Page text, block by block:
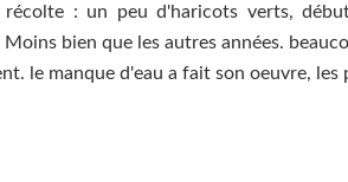
récolte : un peu d'haricots verts,
bien que les autres années.
le manque d'eau a fait son oeuvre, les